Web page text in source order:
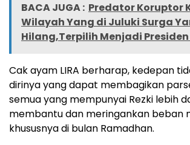
BACA JUGA : Predator Koruptor
Wilayah Yang di Juluki Surga
Hilang,Terpilih Menjadi Presiden
Cak ayam LIRA berharap, kedepan
dirinya yang dapat membagikan
semua yang mempunyai Rezki lebih
membantu dan meringankan beban
khususnya di bulan Ramadhan.